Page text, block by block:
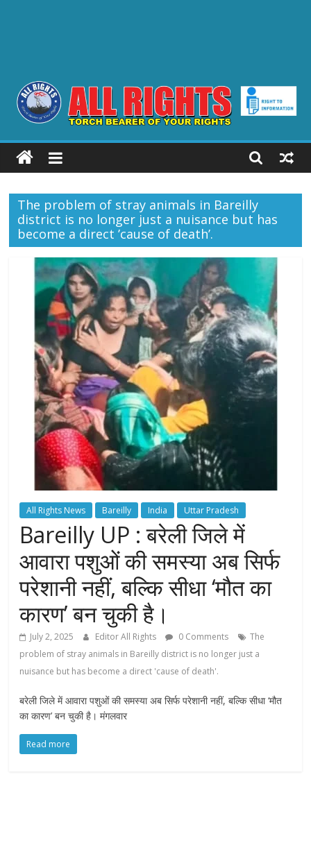
ALL
RIGHTS
Torch
Bearer
of
Rights
The problem of stray animals in Bareilly
district is no longer just a nuisance but has
become a direct ’cause of death’.
All Rights News Bareilly India Uttar Pradesh
Bareilly UP : बरेली जिले में
आवारा पशुओं की समस्या अब सिर्फ
परेशानी नहीं, बल्कि सीधा ‘मौत का
कारण’ बन चुकी है।
July 2, 2025 Editor All Rights 0 Comments
The
problem of stray animals in Bareilly district is no longer just a
nuisance but has become a direct 'cause of death'.
बरेली जिले में आवारा पशुओं की समस्या अब सिर्फ परेशानी नहीं, बल्कि सीधा ‘मौत
का कारण’ बन चुकी है। मंगलवार
Read more